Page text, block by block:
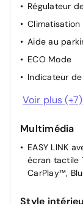
Régulateur
Aide au
ECO Mode
Indicateur
route/
Lunette
Rétroviseurs
rabattables
Rétroviseur
Voir plus (+7)
Multimédia
EASY LINK
écran tactile
CarPlay™,
Style